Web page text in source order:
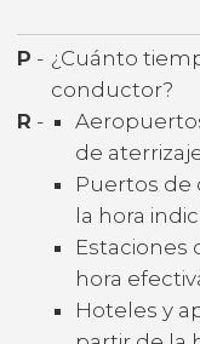
P - ¿Cuánto
conductor?
R -
de
Puertos de
la hora
Estaciones
hora
Hoteles y